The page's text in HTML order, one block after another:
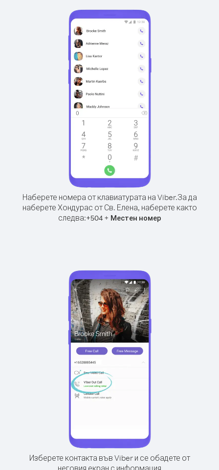
Наберете номера от клавиатурата на Viber.За да
наберете Хондурас от Св. Елена, наберете както
следва:+504+ Местен номер
Изберете контакта във Viber и се обадете от
неговия екран с информация